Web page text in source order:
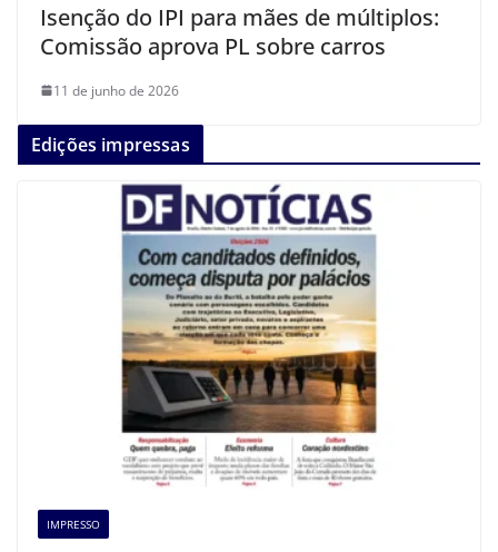
Isenção do IPI para mães de múltiplos:
Comissão aprova PL sobre carros
11 de junho de 2026
Edições impressas
IMPRESSO